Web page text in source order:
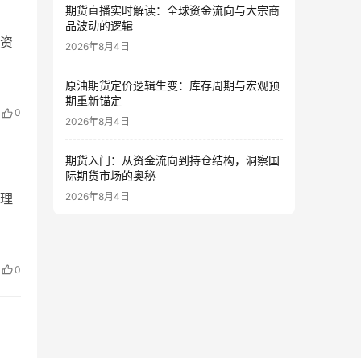
0
0
期货直播实时解读：全球资金流向与大宗商
品波动的逻辑
2026年8月4日
原油期货定价逻辑生变：库存周期与宏观预
期重新锚定
2026年8月4日
期货入门：从资金流向到持仓结构，洞察国
际期货市场的奥秘
2026年8月4日